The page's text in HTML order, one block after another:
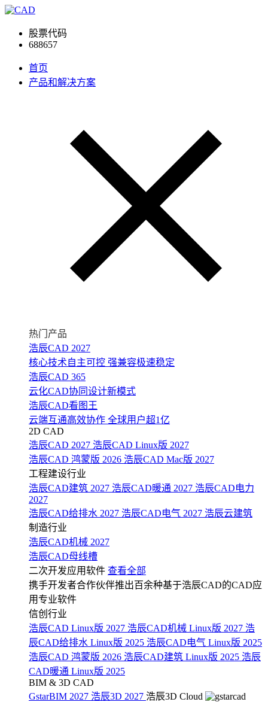
股票代码
688657
首页
产品和解决方案
热门产品
浩辰CAD 2027
核心技术自主可控 强兼容极速稳定
浩辰CAD 365
云化CAD协同设计新模式
浩辰CAD看图王
云端互通高效协作 全球用户超1亿
2D CAD
浩辰CAD 2027 浩辰CAD Linux版 2027
浩辰CAD 鸿蒙版 2026 浩辰CAD Mac版 2027
工程建设行业
浩辰CAD建筑 2027 浩辰CAD暖通 2027 浩辰CAD电力
2027
浩辰CAD给排水 2027 浩辰CAD电气 2027 浩辰云建筑
制造行业
浩辰CAD机械 2027
浩辰CAD母线槽
二次开发应用软件 查看全部
携手开发者合作伙伴推出百余种基于浩辰CAD的CAD应
用专业软件
信创行业
浩辰CAD Linux版 2027 浩辰CAD机械 Linux版 2027 浩
辰CAD给排水 Linux版 2025 浩辰CAD电气 Linux版 2025
浩辰CAD 鸿蒙版 2026 浩辰CAD建筑 Linux版 2025 浩辰
CAD暖通 Linux版 2025
BIM & 3D CAD
GstarBIM 2027 浩辰3D 2027 浩辰3D Cloud